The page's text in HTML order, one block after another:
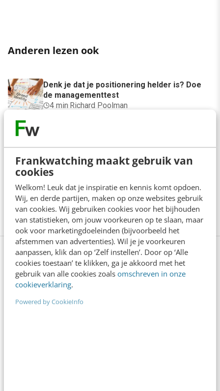
Frankwatching maakt gebruik van
cookies
Welkom! Leuk dat je inspiratie en kennis komt opdoen.
Wij, en derde partijen, maken op onze websites gebruik
van cookies. Wij gebruiken cookies voor het bijhouden
van statistieken, om jouw voorkeuren op te slaan, maar
ook voor marketingdoeleinden (bijvoorbeeld het
afstemmen van advertenties). Wil je je voorkeuren
aanpassen, klik dan op ‘Zelf instellen’. Door op ‘Alle
cookies toestaan’ te klikken, ga je akkoord met het
gebruik van alle cookies zoals omschreven in onze
cookieverklaring.
Powered by CookieInfo
Anderen lezen ook
Denk je dat je positionering helder is? Doe
de managementtest
4 min·Richard Poolman
Edwin Vlems
Offline is terug: waarom fysieke
merkbeleving je nieuwe groeimotor is
8 min· Kristel Shannon Klaassen
Bekijk deze topics of volg ze via een
NieuwsAlert